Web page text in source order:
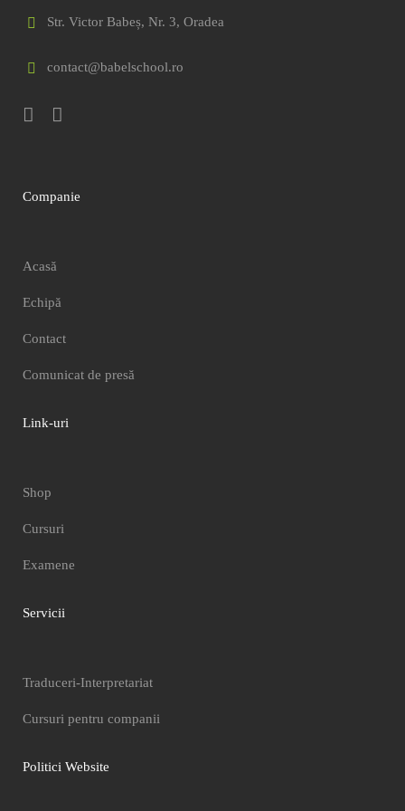
Str. Victor Babeș, Nr. 3, Oradea
contact@babelschool.ro
Companie
Acasă
Echipă
Contact
Comunicat de presă
Link-uri
Shop
Cursuri
Examene
Servicii
Traduceri-Interpretariat
Cursuri pentru companii
Politici Website